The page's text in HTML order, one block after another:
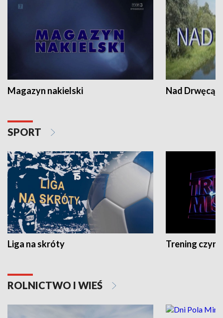
Magazyn nakielski Nad Drwęcą
SPORT
Liga na skróty Trening czyni
ROLNICTWO I WIEŚ